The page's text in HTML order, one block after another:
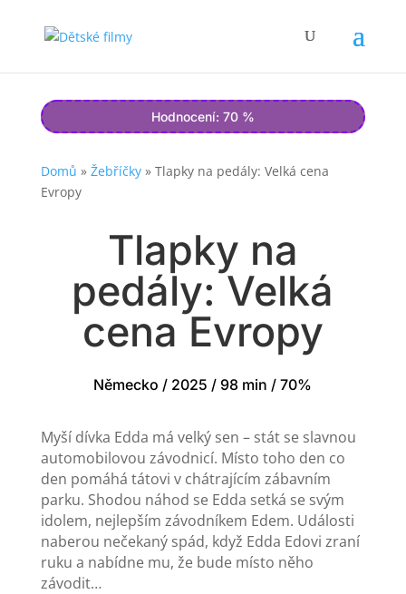
Hodnocení: 70 %
Domů » Žebříčky» Tlapky na pedály: Velká cena
Evropy
Tlapky na
pedály: Velká
cena Evropy
Německo / 2025 / 98 min / 70%
Myší dívka Edda má velký sen – stát se slavnou
automobilovou závodnicí. Místo toho den co
den pomáhá tátovi v chátrajícím zábavním
parku. Shodou náhod se Edda setká se svým
idolem, nejlepším závodníkem Edem. Události
naberou nečekaný spád, když Edda Edovi zraní
ruku a nabídne mu, že bude místo něho
závodit…